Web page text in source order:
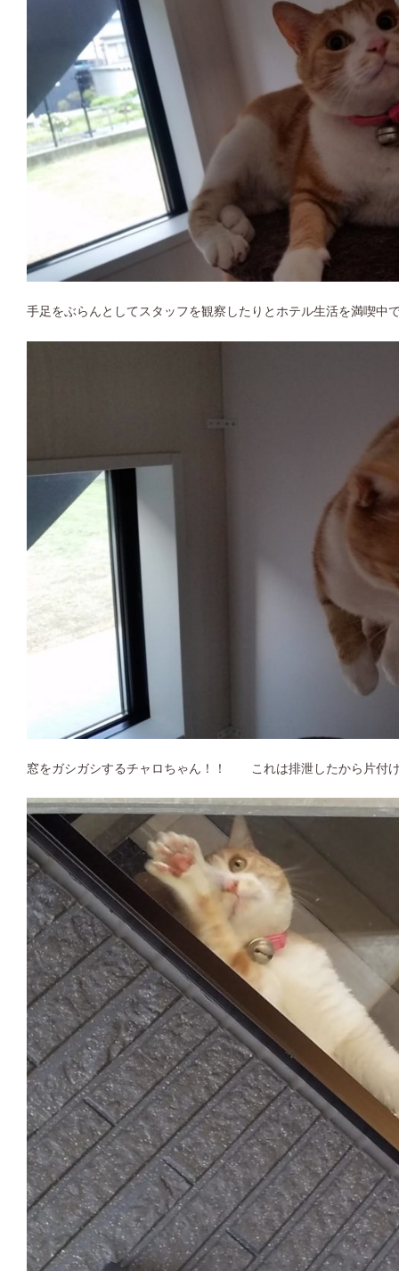
手足をぶらんとしてスタッフを観察したりとホテル生活を満喫中
窓をガシガシするチャロちゃん！！ これは排泄したから片付